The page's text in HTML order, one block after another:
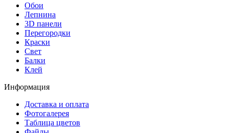
Обои
Лепнина
3D панели
Перегородки
Краски
Свет
Балки
Клей
Информация
Доставка и оплата
Фотогалерея
Таблица цветов